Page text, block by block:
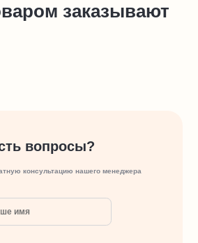
заказывают
вопросы?
консультацию нашего менеджера